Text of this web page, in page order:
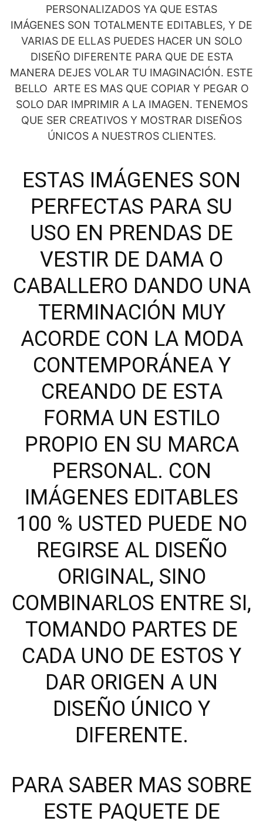
PERSONALIZADOS YA QUE ESTAS
IMÁGENES SON TOTALMENTE EDITABLES, Y DE
VARIAS DE ELLAS PUEDES HACER UN SOLO
DISEÑO DIFERENTE PARA QUE DE ESTA
MANERA DEJES VOLAR TU IMAGINACIÓN. ESTE
BELLO ARTE ES MAS QUE COPIAR Y PEGAR O
SOLO DAR IMPRIMIR A LA IMAGEN. TENEMOS
QUE SER CREATIVOS Y MOSTRAR DISEÑOS
ÚNICOS A NUESTROS CLIENTES.
ESTAS IMÁGENES SON
PERFECTAS PARA SU
USO EN PRENDAS DE
VESTIR DE DAMA O
CABALLERO DANDO UNA
TERMINACIÓN MUY
ACORDE CON LA MODA
CONTEMPORÁNEA Y
CREANDO DE ESTA
FORMA UN ESTILO
PROPIO EN SU MARCA
PERSONAL. CON
IMÁGENES EDITABLES
100 % USTED PUEDE NO
REGIRSE AL DISEÑO
ORIGINAL, SINO
COMBINARLOS ENTRE SI,
TOMANDO PARTES DE
CADA UNO DE ESTOS Y
DAR ORIGEN A UN
DISEÑO ÚNICO Y
DIFERENTE.
PARA SABER MAS SOBRE
ESTE PAQUETE DE